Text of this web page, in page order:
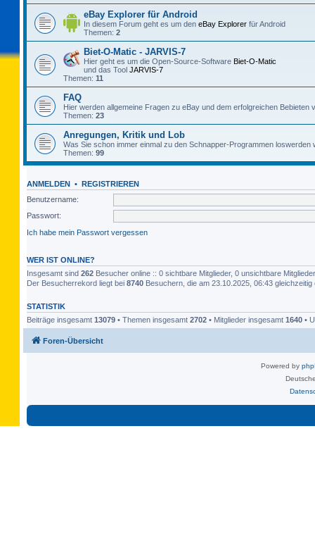
eBay Explorer für Android
In diesem Forum geht es um den eBay Explorer für Android
Themen: 2
Biet-O-Matic - JARVIS-7
Hier geht es um die Open-Source-Software Biet-O-Matic
und das Tool JARVIS-7
Themen: 11
FAQ
Hier werden allgemeine Fragen zu eBay und dem erfolgreichen Bebieten
Themen: 23
Anregungen, Kritik und Lob
Was Sie schon immer einmal zu den Schnapper-Programmen loswerden
Themen: 99
ANMELDEN • REGISTRIEREN
Benutzername:
Passwort:
Ich habe mein Passwort vergessen
WER IST ONLINE?
Insgesamt sind 262 Besucher online :: 0 sichtbare Mitglieder, 0 unsichtbare
Der Besucherrekord liegt bei 8740 Besuchern, die am 23.10.2025, 06:43 gleichzeitig
STATISTIK
Beiträge insgesamt 13079 • Themen insgesamt 2702 • Mitglieder insgesamt 1640 •
Foren-Übersicht
Powered by